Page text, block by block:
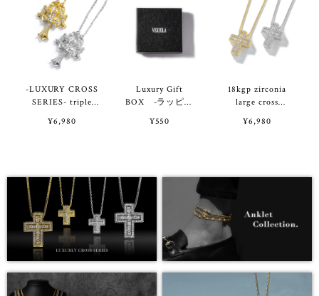
-LUXURY CROSS
SERIES- triple
VN7-26
¥6,980
Luxury Gift
BOX -ラッピン
¥550
18kgp zirconia
large cross
¥6,980